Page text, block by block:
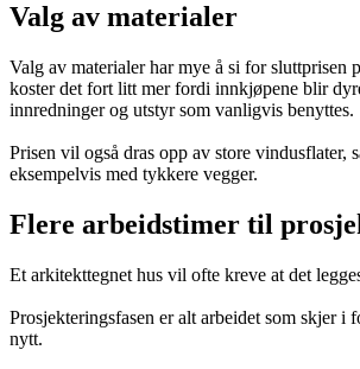
Valg av materialer
Valg av materialer har mye å si for sluttprisen
koster det fort litt mer fordi innkjøpene blir
innredninger og utstyr som vanligvis benyttes.
Prisen vil også dras opp av store
eksempelvis med tykkere vegger.
Flere arbeidstimer til
Et arkitekttegnet hus vil ofte kreve at det
Prosjekteringsfasen er alt arbeidet som skjer i
nytt.